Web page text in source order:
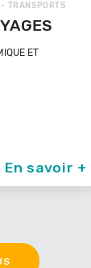
TRANSPORTS
ET
En savoir +